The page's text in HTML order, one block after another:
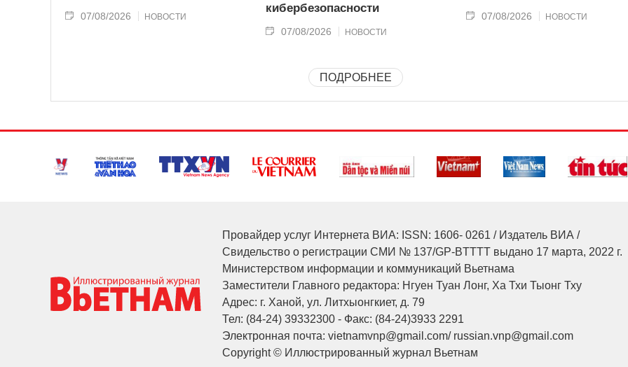
07/08/2026 НОВОСТИ
кибербезопасности
07/08/2026 НОВОСТИ
07/08/2026 НОВОСТИ
ПОДРОБНЕЕ
Провайдер услуг Интернета ВИА: ISSN: 1606- 0261 / Издатель ВИА /
Свидельство о регистрации СМИ № 137/GP-BTTTT выдано 17 марта, 2022 г.
Министерством информации и коммуникаций Вьетнама
Заместители Главного редактора: Нгуен Туан Лонг, Ха Тхи Тыонг Тху
Адрес: г. Ханой, ул. Литхыонгкиет, д. 79
Тел: (84-24) 39332300 - Факс: (84-24)3933 2291
Электронная почта: vietnamvnp@gmail.com/ russian.vnp@gmail.com
Copyright © Иллюстрированный журнал Вьетнам